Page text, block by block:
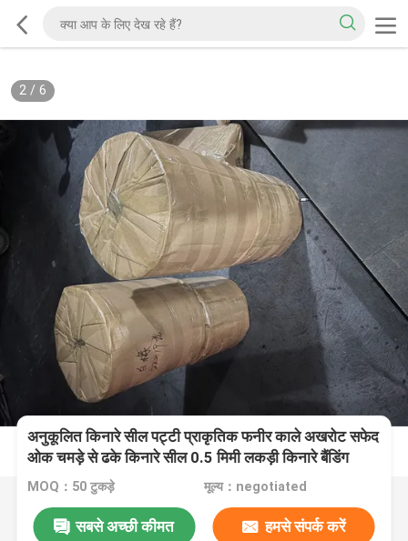
2/ 6
अनुकूलित किनारे सील पट्टी प्राकृतिक फनीर काले अखरोट सफेद
ओक चमड़े से ढके किनारे सील 0.5 मिमी लकड़ी किनारे बैंडिंग
MOQ：50 टुकड़े मूल्य：negotiated
सबसे अच्छी कीमत हमसे संपर्क करें